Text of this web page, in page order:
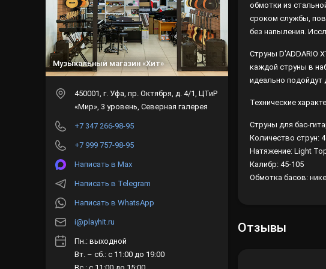
обмотки из
сроком службы,
без напыления.
Струны D'ADDARIO
каждой струны в
идеально подойдут
Технические
Струны для бас-
Количество струн: 4
Натяжение: Light
Калибр: 45-105
Обмотка басов:
Отзывы
Лампы
Стробоскопы
Зенитные
Музыкальный магазин «Хит»
450001 , г. Уфа пр. Октября, д. 4/1, ЦТиР
«Мир», 3 уровень, Северная галерея
+7 347 266-98-95
+7 999 757-98-95
Написать в Max
Написать в Telegram
Написать в WhatsApp
i@playhit.ru
Пн.: выходной
Вт. – сб.: с 11:00 до 19:00